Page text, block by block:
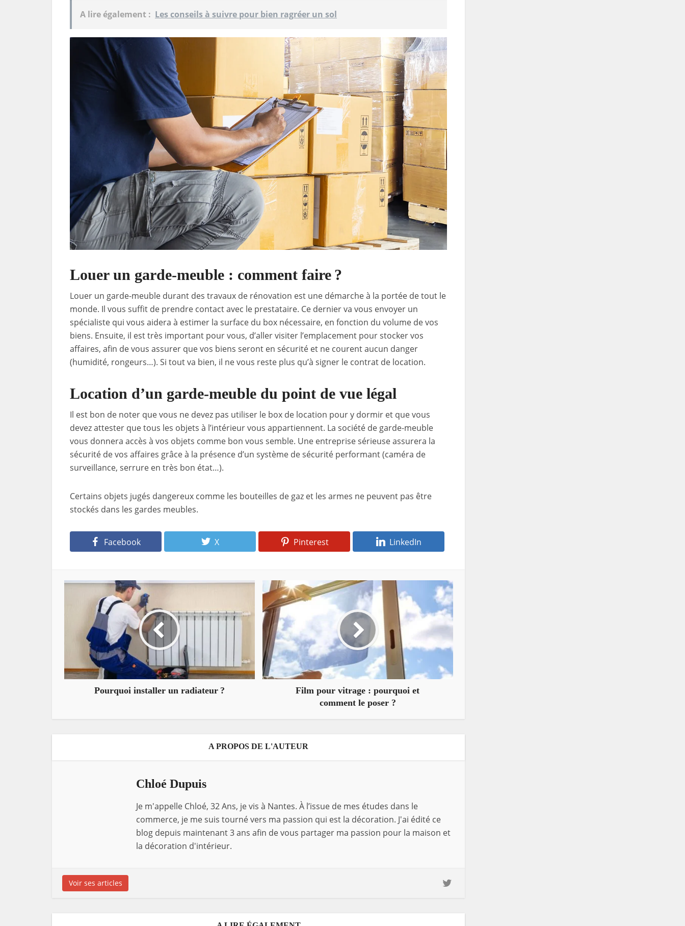
A lire également : Les conseils à suivre pour bien ragréer un sol
Louer un garde-meuble : comment faire ?
Louer un garde-meuble durant des travaux de rénovation est une démarche à la portée de tout le
monde. Il vous suffit de prendre contact avec le prestataire. Ce dernier va vous envoyer un
spécialiste qui vous aidera à estimer la surface du box nécessaire, en fonction du volume de vos
biens. Ensuite, il est très important pour vous, d’aller visiter l’emplacement pour stocker vos
affaires, afin de vous assurer que vos biens seront en sécurité et ne courent aucun danger
(humidité, rongeurs…). Si tout va bien, il ne vous reste plus qu’à signer le contrat de location.
Location d’un garde-meuble du point de vue légal
Il est bon de noter que vous ne devez pas utiliser le box de location pour y dormir et que vous
devez attester que tous les objets à l’intérieur vous appartiennent. La société de garde-meuble
vous donnera accès à vos objets comme bon vous semble. Une entreprise sérieuse assurera la
sécurité de vos affaires grâce à la présence d’un système de sécurité performant (caméra de
surveillance, serrure en très bon état…).
Certains objets jugés dangereux comme les bouteilles de gaz et les armes ne peuvent pas être
stockés dans les gardes meubles.
Facebook X Pinterest LinkedIn
Pourquoi installer un radiateur ?
Film pour vitrage : pourquoi et
comment le poser ?
A PROPOS DE L'AUTEUR
Chloé Dupuis
Je m'appelle Chloé, 32 Ans, je vis à Nantes. À l’issue de mes études dans le
commerce, je me suis tourné vers ma passion qui est la décoration. J'ai édité ce
blog depuis maintenant 3 ans afin de vous partager ma passion pour la maison et
la décoration d'intérieur.
Voir ses articles